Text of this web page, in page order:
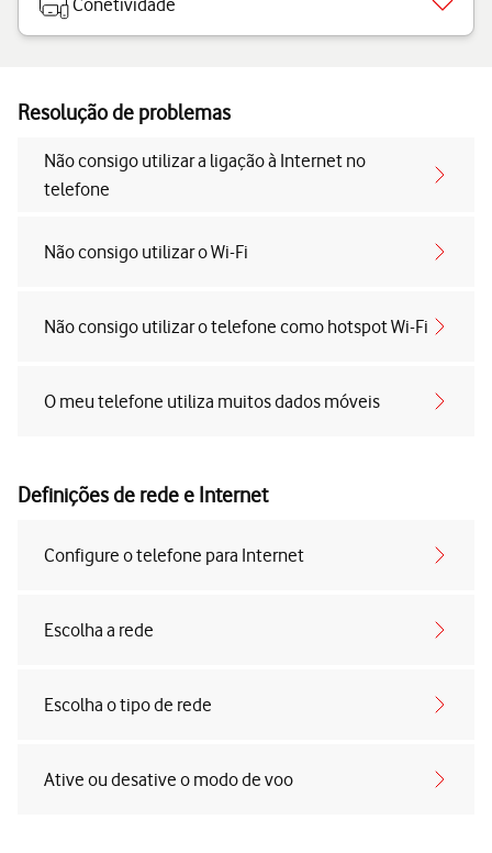
Conetividade
Resolução de problemas
Não consigo utilizar a ligação à Internet no
telefone
Não consigo utilizar o Wi-Fi
Não consigo utilizar o telefone como hotspot Wi-Fi
O meu telefone utiliza muitos dados móveis
Definições de rede e Internet
Configure o telefone para Internet
Escolha a rede
Escolha o tipo de rede
Ative ou desative o modo de voo